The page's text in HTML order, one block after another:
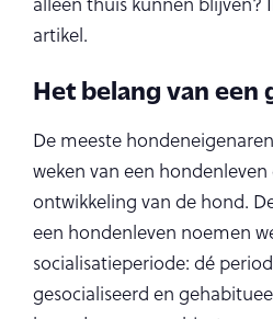
artikel.
Het belang van een
De meeste
weken van een
ontwikkeling van de hond.
een hondenleven noemen
socialisatieperiode: dé
gesocialiseerd en